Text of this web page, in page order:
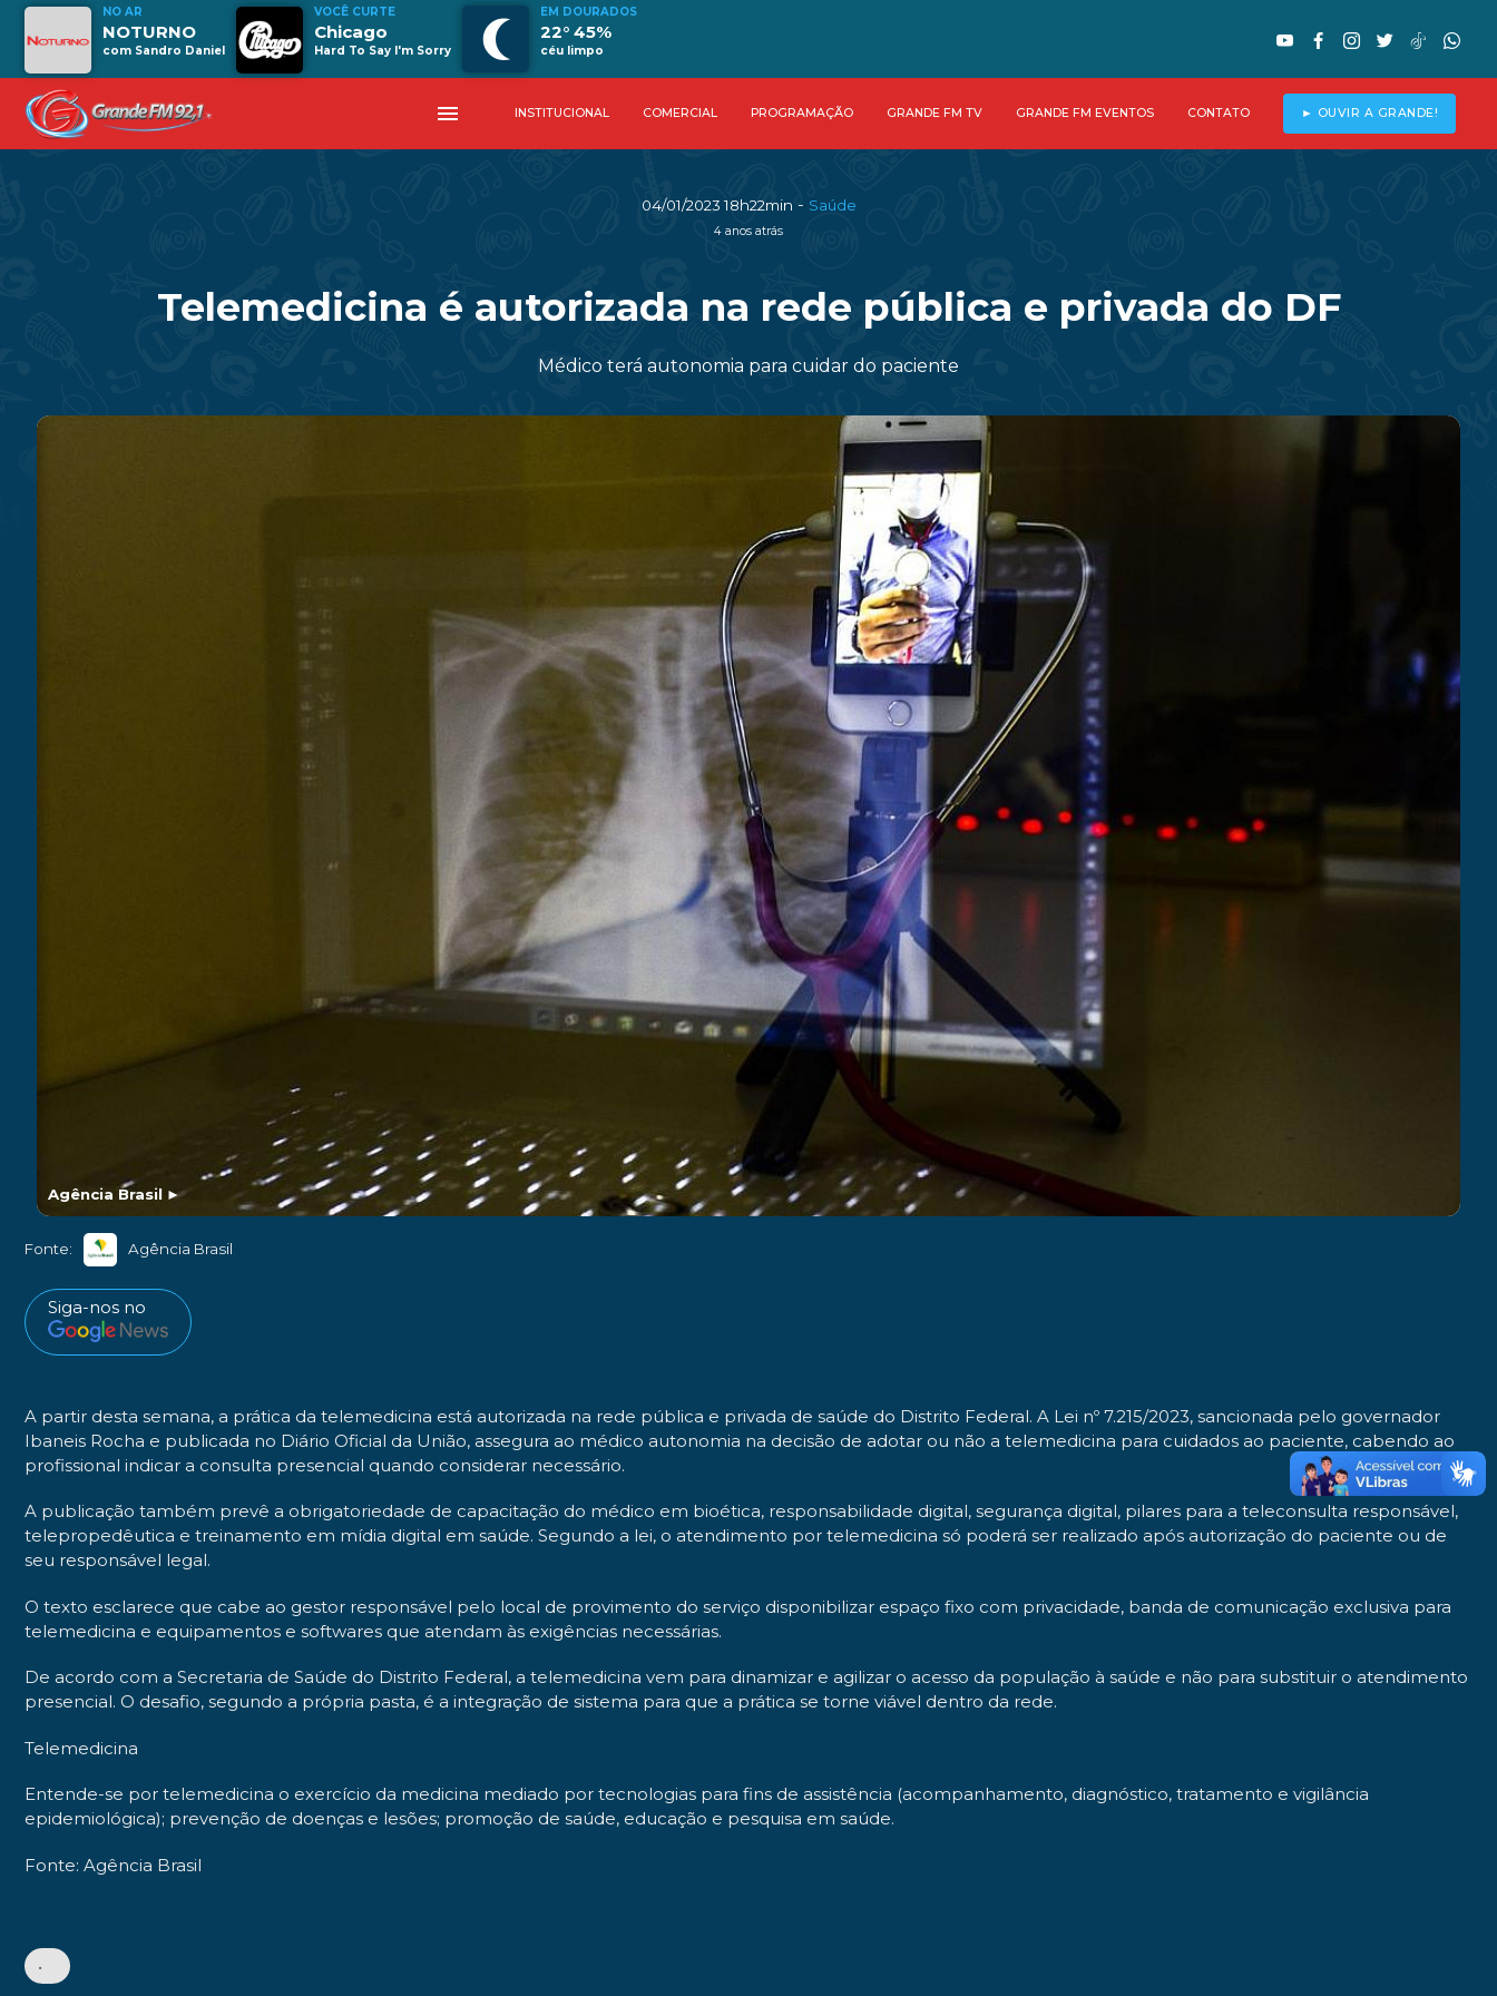
NO AR
NOTURNO
com Sandro Daniel
VOCÊ CURTE
Chicago
Hard To Say I'm Sorry
EM DOURADOS
22° 45%
céu limpo
menu INSTITUCIONAL COMERCIAL PROGRAMAÇÃO GRANDE FM TV GRANDE FM EVENTOS CONTATO ► OUVIR A GRANDE!
04/01/2023 18h22min - Saúde
4 anos atrás
Telemedicina é autorizada na rede pública e privada do DF
Médico terá autonomia para cuidar do paciente
Agência Brasil ►
Fonte: Agência Brasil
Siga-nos no
A partir desta semana, a prática da telemedicina está autorizada na rede pública e privada de saúde do Distrito Federal. A Lei nº 7.215/2023, sancionada pelo governador
Ibaneis Rocha e publicada no Diário Oficial da União, assegura ao médico autonomia na decisão de adotar ou não a telemedicina para cuidados ao paciente, cabendo ao
profissional indicar a consulta presencial quando considerar necessário.
A publicação também prevê a obrigatoriedade de capacitação do médico em bioética, responsabilidade digital, segurança digital, pilares para a teleconsulta responsável,
telepropedêutica e treinamento em mídia digital em saúde. Segundo a lei, o atendimento por telemedicina só poderá ser realizado após autorização do paciente ou de
seu responsável legal.
O texto esclarece que cabe ao gestor responsável pelo local de provimento do serviço disponibilizar espaço fixo com privacidade, banda de comunicação exclusiva para
telemedicina e equipamentos e softwares que atendam às exigências necessárias.
De acordo com a Secretaria de Saúde do Distrito Federal, a telemedicina vem para dinamizar e agilizar o acesso da população à saúde e não para substituir o atendimento
presencial. O desafio, segundo a própria pasta, é a integração de sistema para que a prática se torne viável dentro da rede.
Telemedicina
Entende-se por telemedicina o exercício da medicina mediado por tecnologias para fins de assistência (acompanhamento, diagnóstico, tratamento e vigilância
epidemiológica); prevenção de doenças e lesões; promoção de saúde, educação e pesquisa em saúde.
Fonte: Agência Brasil
•